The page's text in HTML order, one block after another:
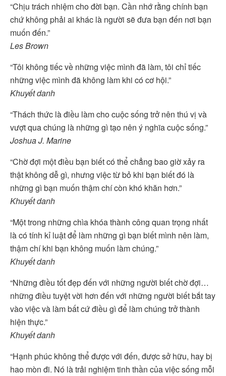
“Chịu trách nhiệm cho đời bạn. Cần nhớ rằng chính bạn
chứ không phải ai khác là người sẽ đưa bạn đến nơi bạn
muốn đến.”
Les Brown
“Tôi không tiếc về những việc mình đã làm, tôi chỉ tiếc
những việc mình đã không làm khi có cơ hội.”
Khuyết danh
“Thách thức là điều làm cho cuộc sống trở nên thú vị và
vượt qua chúng là những gì tạo nên ý nghĩa cuộc sống.”
Joshua J. Marine
“Chờ đợi một điều bạn biết có thể chẳng bao giờ xảy ra
thật không dễ gì, nhưng việc từ bỏ khi bạn biết đó là
những gì bạn muốn thậm chí còn khó khăn hơn.”
Khuyết danh
“Một trong những chìa khóa thành công quan trọng nhất
là có tính kỉ luật để làm những gì bạn biết mình nên làm,
thậm chí khi bạn không muốn làm chúng.”
Khuyết danh
“Những điều tốt đẹp đến với những người biết chờ đợi…
những điều tuyệt vời hơn đến với những người biết bắt tay
vào việc và làm bất cứ điều gì để làm chúng trở thành
hiện thực.”
Khuyết danh
“Hạnh phúc không thể được với đến, được sở hữu, hay bị
hao mòn đi. Nó là trải nghiệm tinh thần của việc sống mỗi